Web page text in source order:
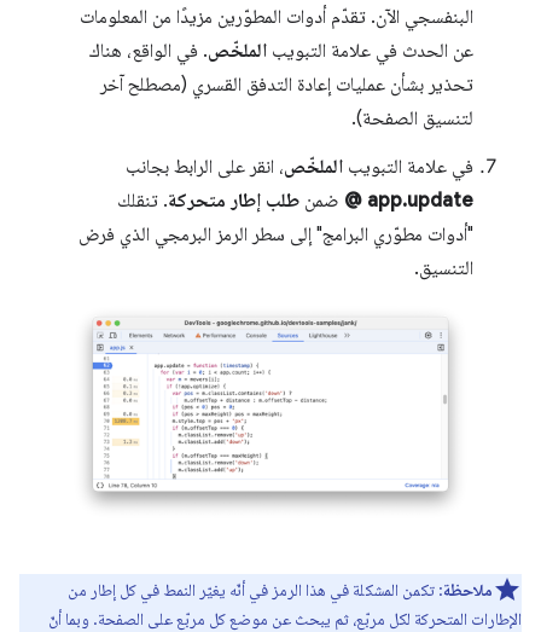
البنفسجي الآن. تقدّم أدوات المطوّرين مزيدًا من المعلومات
عن الحدث في علامة التبويب الملخّص. في الواقع، هناك
تحذير بشأن عمليات إعادة التدفق القسري (مصطلح آخر
لتنسيق الصفحة).
في علامة التبويب الملخّص، انقر على الرابط بجانب
app.update @
ضمن طلب إطار متحركة. تنقلك
"أدوات مطوّري البرامج" إلى سطر الرمز البرمجي الذي فرض
التنسيق.
ملاحظة: تكمن المشكلة في هذا الرمز في أنّه يغيّر النمط في كل إطار من
الإطارات المتحركة لكل مربّع، ثم يبحث عن موضع كل مربّع على الصفحة. وبما أنّ